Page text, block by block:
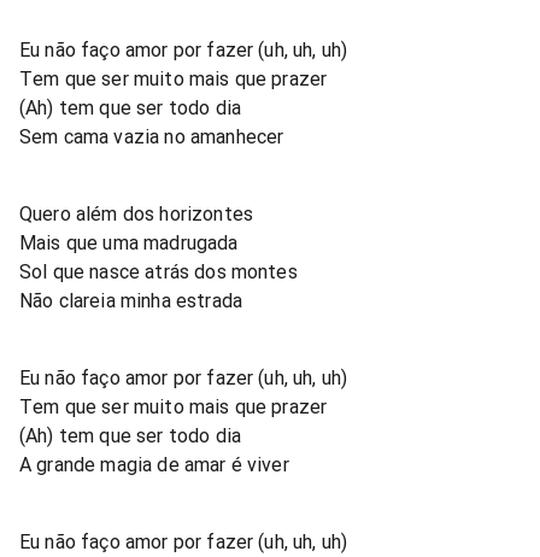
Eu não faço amor por fazer (uh, uh, uh)
Tem que ser muito mais que prazer
(Ah) tem que ser todo dia
Sem cama vazia no amanhecer
Quero além dos horizontes
Mais que uma madrugada
Sol que nasce atrás dos montes
Não clareia minha estrada
Eu não faço amor por fazer (uh, uh, uh)
Tem que ser muito mais que prazer
(Ah) tem que ser todo dia
A grande magia de amar é viver
Eu não faço amor por fazer (uh, uh, uh)